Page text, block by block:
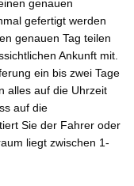
genauen
gefertigt werden
genauen Tag teilen
Ankunft mit.
ein bis zwei Tage
alles auf die Uhrzeit
auf die
Sie der Fahrer oder
liegt zwischen 1-